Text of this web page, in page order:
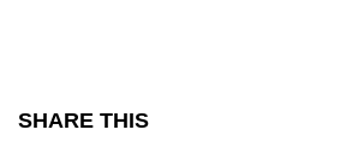
SHARE THIS